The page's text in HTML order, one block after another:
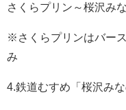
さくらプリン～桜沢み
※さくらプリンはバー
み
4.鉄道むすめ「桜沢み